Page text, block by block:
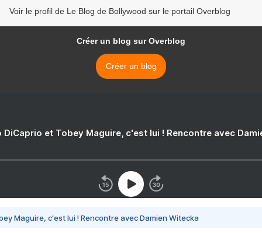
Voir le profil de Le Blog de Bollywood sur le portail Overblog
Créer un blog sur Overblog
Créer un blog
DiCaprio et Tobey Maguire, c'est lui ! Rencontre avec
Maguire, c'est lui ! Rencontre avec Damien Witecka